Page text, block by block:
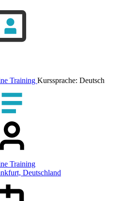
Training Kurssprache: Deutsch
Training
Deutschland